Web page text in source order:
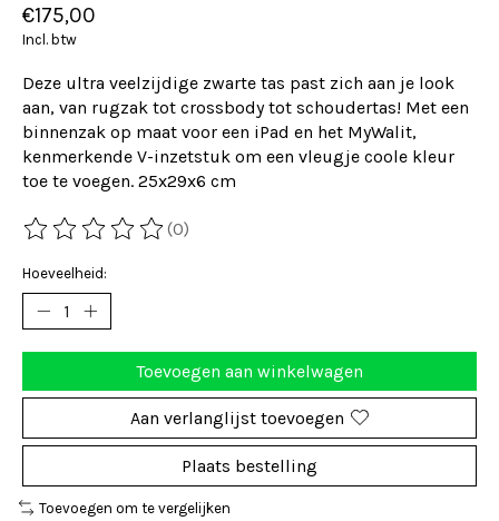
€175,00
Incl. btw
Deze ultra veelzijdige zwarte tas past zich aan je look
aan, van rugzak tot crossbody tot schoudertas! Met een
binnenzak op maat voor een iPad en het MyWalit,
kenmerkende V-inzetstuk om een ​​vleugje coole kleur
toe te voegen. 25x29x6 cm
De beoordeling van dit product is
(0)
Hoeveelheid:
Toevoegen aan winkelwagen
Aan verlanglijst toevoegen
Plaats bestelling
Toevoegen om te vergelijken